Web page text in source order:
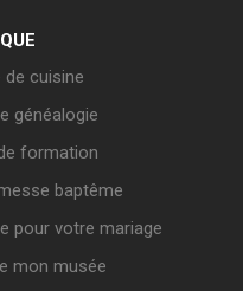
de cuisine
généalogie
formation
baptême
pour votre mariage
mon musée